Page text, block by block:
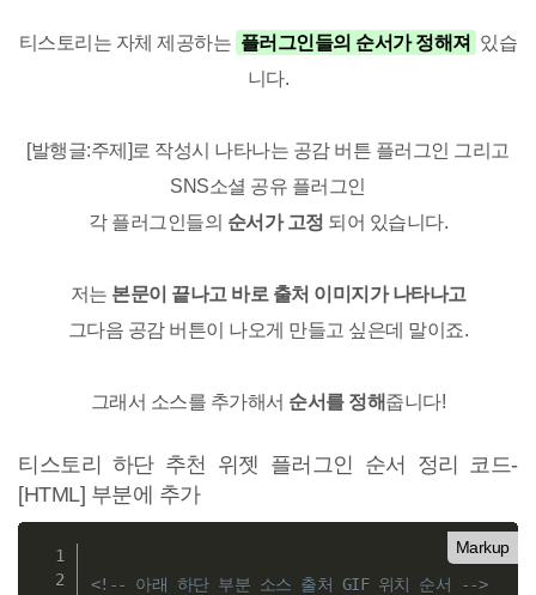
티스토리는 자체 제공하는 플러그인들의 순서가 정해져
있습
니다.
[발행글:주제]로 작성시 나타나는 공감 버튼 플러그인 그리고
SNS소셜 공유 플러그인
각 플러그인들의 순서가 고정 되어 있습니다.
저는 본문이 끝나고 바로 출처 이미지가 나타나고
그다음 공감 버튼이 나오게 만들고 싶은데 말이죠.
그래서 소스를 추가해서 순서를 정해줍니다!
티스토리 하단 추천 위젯 플러그인 순서 정리 코드-
[HTML] 부분에 추가
Markup
<!-- 아래 하단 부분 소스 출처 GIF 위치 순서 -->